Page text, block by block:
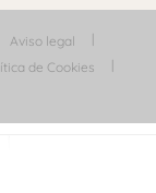
Aviso legal
de Cookies